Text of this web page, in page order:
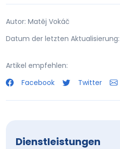
Autor: Matěj Vokáč
Datum der letzten
Artikel empfehlen:
Facebook
Twitter
Dienstleistungen